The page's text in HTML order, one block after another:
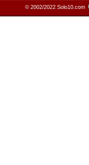
© 2002/2022 Solo10.com